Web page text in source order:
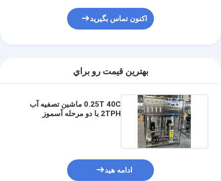
اکنون تماس بگیرید
بهترين قيمت رو براي
0.25T 40C ماشین تصفیه آب
2TPH با دو مرحله آسموز
ادامه هید